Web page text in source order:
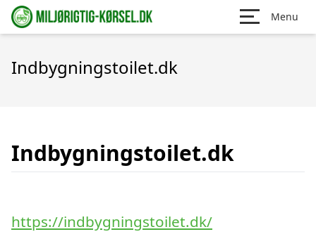
Menu
Indbygningstoilet.dk
Indbygningstoilet.dk
https://indbygningstoilet.dk/